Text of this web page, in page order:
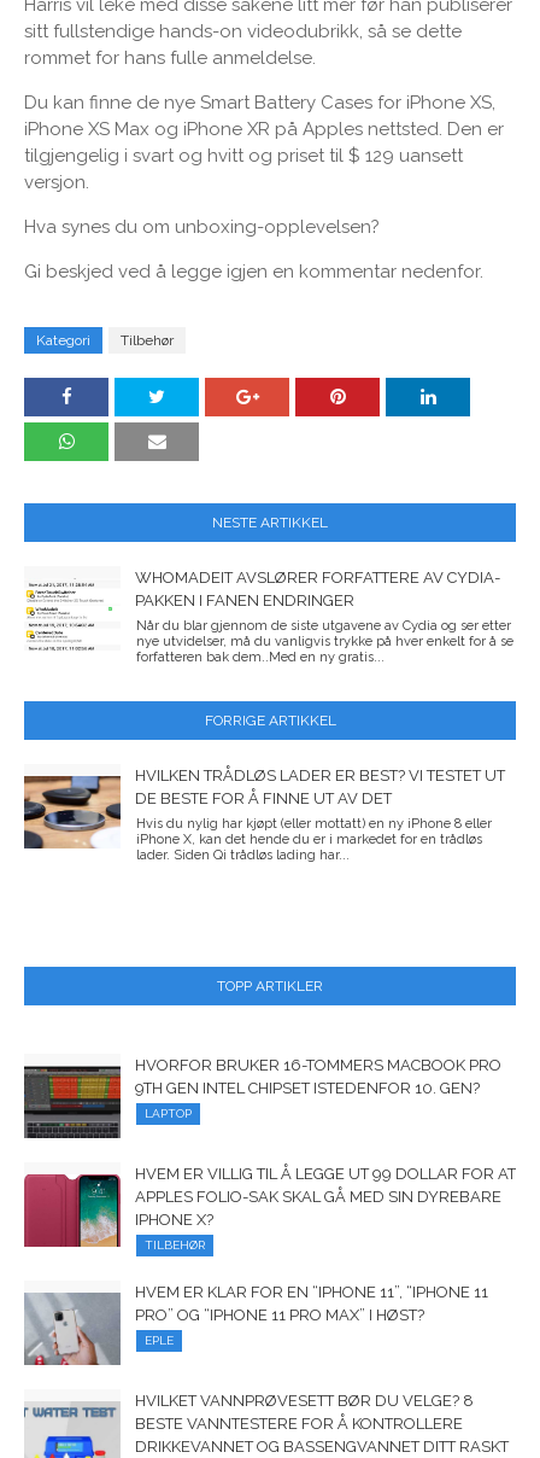
Harris vil leke med disse sakene litt mer før han publiserer
sitt fullstendige hands-on videodubrikk, så se dette
rommet for hans fulle anmeldelse.
Du kan finne de nye Smart Battery Cases for iPhone XS,
iPhone XS Max og iPhone XR på Apples nettsted. Den er
tilgjengelig i svart og hvitt og priset til $ 129 uansett
versjon.
Hva synes du om unboxing-opplevelsen?
Gi beskjed ved å legge igjen en kommentar nedenfor.
Kategori Tilbehør
NESTE ARTIKKEL
WHOMADEIT AVSLØRER FORFATTERE AV CYDIA-
PAKKEN I FANEN ENDRINGER
Når du blar gjennom de siste utgavene av Cydia og ser etter
nye utvidelser, må du vanligvis trykke på hver enkelt for å se
forfatteren bak dem..Med en ny gratis...
FORRIGE ARTIKKEL
HVILKEN TRÅDLØS LADER ER BEST? VI TESTET UT
DE BESTE FOR Å FINNE UT AV DET
Hvis du nylig har kjøpt (eller mottatt) en ny iPhone 8 eller
iPhone X, kan det hende du er i markedet for en trådløs
lader. Siden Qi trådløs lading har...
TOPP ARTIKLER
HVORFOR BRUKER 16-TOMMERS MACBOOK PRO
9TH GEN INTEL CHIPSET ISTEDENFOR 10. GEN?
LAPTOP
HVEM ER VILLIG TIL Å LEGGE UT 99 DOLLAR FOR AT
APPLES FOLIO-SAK SKAL GÅ MED SIN DYREBARE
IPHONE X?
TILBEHØR
HVEM ER KLAR FOR EN “IPHONE 11”, “IPHONE 11
PRO” OG “IPHONE 11 PRO MAX” I HØST?
EPLE
HVILKET VANNPRØVESETT BØR DU VELGE? 8
BESTE VANNTESTERE FOR Å KONTROLLERE
DRIKKEVANNET OG BASSENGVANNET DITT RASKT